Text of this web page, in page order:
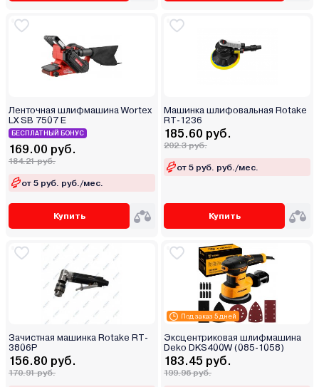
Ленточная шлифмашина Wortex
LX SB 7507 E
БЕСПЛАТНЫЙ БОНУС
169.00 руб.
184.21 руб.
от 5 руб. руб./мес.
Купить
Машинка шлифовальная Rotake
RT-1236
185.60 руб.
202.3 руб.
от 5 руб. руб./мес.
Купить
Зачистная машинка Rotake RT-
3806P
156.80 руб.
170.91 руб.
Под заказ 5 дней
Эксцентриковая шлифмашина
Deko DKS400W (085-1058)
183.45 руб.
199.96 руб.